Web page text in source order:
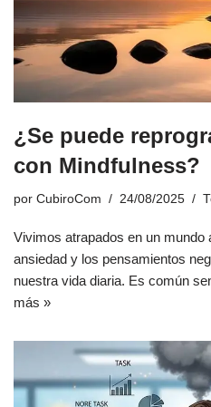
¿Se puede
con Mindfulness?
por CubiroCom 24/08/2025
Vivimos atrapados en un mundo
ansiedad y los pensamientos
nuestra vida diaria. Es común
más »